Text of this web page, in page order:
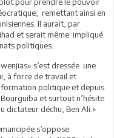
remettant ainsi en
Il aurait, par
et serait même impliqué
politiques…
s’est dressée une
à force de travail et
formation politique et depuis
et surtout n’hésite
dictateur déchu, Ben Ali.»
s’oppose